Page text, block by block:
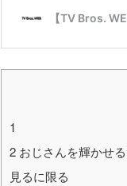
1
2 おじさんを輝かせ
見るに限る